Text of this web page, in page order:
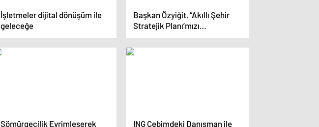
İşletmeler dijital dönüşüm ile
geleceğe
Başkan Özyiğit, “Akıllı Şehir
Stratejik Planı’mızı
hazırlıyoruz”
Sömürgecilik Evrimleşerek
ING Cebimdeki Danışman ile